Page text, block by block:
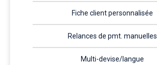
Fiche client personnalisée
Relances de pmt. manuelles​
Multi-devise/langue